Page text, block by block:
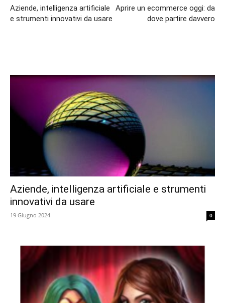
Aziende, intelligenza artificiale
e strumenti innovativi da usare
Aprire un ecommerce oggi: da
dove partire davvero
Aziende, intelligenza artificiale e strumenti
innovativi da usare
19 Giugno 2024 0